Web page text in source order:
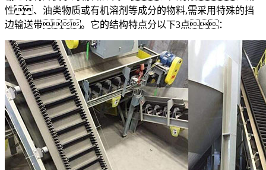
性、油类物质或有机溶剂等成分的物料,需采用特殊的挡
边输送带。它的结构特点分以下3点：